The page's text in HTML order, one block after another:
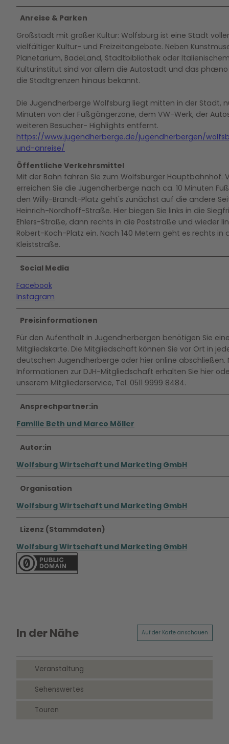
Anreise & Parken
Großstadt mit großer Kultur: Wolfsburg ist eine Stadt voller
vielfältiger Kultur- und Freizeitangebote. Neben
Planetarium, BadeLand, Stadtbibliothek oder
Kulturinstitut sind vor allem die Autostadt und das
die Stadtgrenzen hinaus bekannt.
Die Jugendherberge Wolfsburg liegt mitten in der Stadt,
Minuten von der Fußgängerzone, dem VW-Werk, der
weiteren Besucher- Highlights entfernt.
https://www.jugendherberge.de/jugendherbergen/
und-anreise/
Öffentliche Verkehrsmittel
Mit der Bahn fahren Sie zum Wolfsburger Hauptbahnhof.
erreichen Sie die Jugendherberge nach ca. 10 Minuten
den Willy-Brandt-Platz geht's zunächst auf die andere
Heinrich-Nordhoff-Straße. Hier biegen Sie links in die
Ehlers-Straße, dann rechts in die Poststraße und wieder
Robert-Koch-Platz ein. Nach 140 Metern geht es rechts in
Kleiststraße.
Social Media
Facebook
Instagram
Preisinformationen
Für den Aufenthalt in Jugendherbergen benötigen Sie
Mitgliedskarte. Die Mitgliedschaft können Sie vor Ort in
deutschen Jugendherberge oder hier online abschließen.
Informationen zur DJH-Mitgliedschaft erhalten Sie hier
unserem Mitgliederservice, Tel. 0511 9999 8484.
Ansprechpartner:in
Familie Beth und Marco Möller
Autor:in
Wolfsburg Wirtschaft und Marketing GmbH
Organisation
Wolfsburg Wirtschaft und Marketing GmbH
Lizenz (Stammdaten)
Wolfsburg Wirtschaft und Marketing GmbH
In der Nähe Auf der Karte anschauen
Veranstaltung
Sehenswertes
Touren